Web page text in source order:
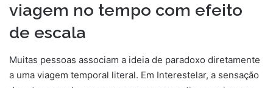
viagem no tempo com efeito
de escala
Muitas pessoas associam a ideia de paradoxo diretamente
a uma viagem temporal literal. Em Interestelar, a sensação